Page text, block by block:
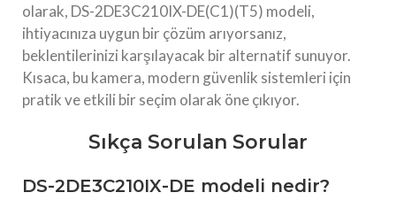
olarak, DS-2DE3C210IX-DE(C1)(T5) modeli,
ihtiyacınıza uygun bir çözüm arıyorsanız,
beklentilerinizi karşılayacak bir alternatif sunuyor.
Kısaca, bu kamera, modern güvenlik sistemleri için
pratik ve etkili bir seçim olarak öne çıkıyor.
Sıkça Sorulan Sorular
DS-2DE3C210IX-DE modeli nedir?